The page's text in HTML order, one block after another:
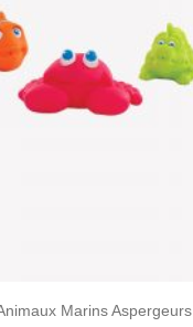
Marins Aspergeurs